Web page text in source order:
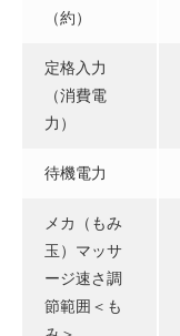
（約）
定格入力
（消費電
力）
待機電力
メカ（もみ
玉）マッサ
ージ速さ調
節範囲＜も